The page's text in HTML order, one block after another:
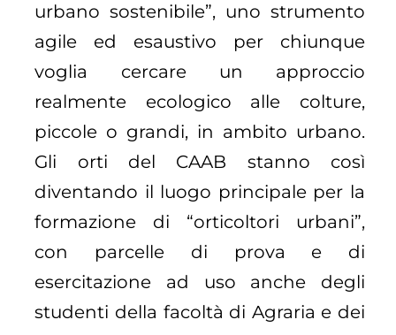
urbano sostenibile”, uno strumento
agile ed esaustivo per chiunque
voglia cercare un approccio
realmente ecologico alle colture,
piccole o grandi, in ambito urbano.
Gli orti del CAAB stanno così
diventando il luogo principale per la
formazione di “orticoltori urbani”,
con parcelle di prova e di
esercitazione ad uso anche degli
studenti della facoltà di Agraria e dei